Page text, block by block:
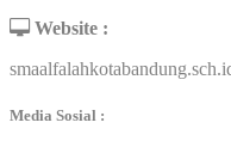
Website :
Media Sosial :